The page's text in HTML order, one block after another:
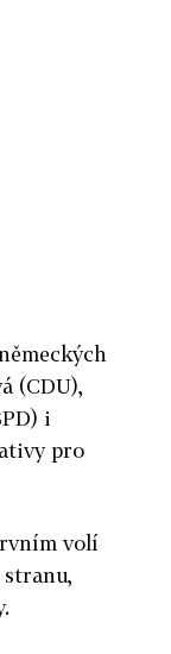
(CDU),
i
pro
volí